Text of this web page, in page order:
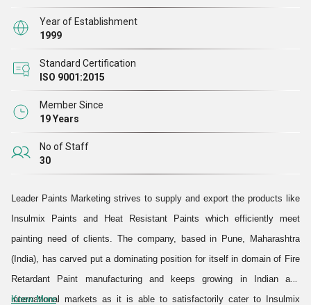
Year of Establishment
1999
Standard Certification
ISO 9001:2015
Member Since
19 Years
No of Staff
30
Leader Paints Marketing strives to supply and export the products like
Insulmix Paints and Heat Resistant Paints which efficiently meet
painting need of clients. The company, based in Pune, Maharashtra
(India), has carved put a dominating position for itself in domain of Fire
Retardant Paint manufacturing and keeps growing in Indian and
international markets as it is able to satisfactorily cater to Insulmix
Know More